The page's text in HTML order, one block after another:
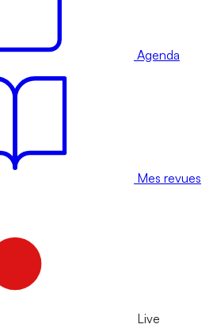
Agenda
Mes revues
Live